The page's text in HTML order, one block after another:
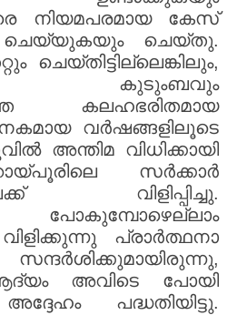
നിയമപരമായ കേസ്
ചെയ്തു.
ചെയ്തിട്ടില്ലെങ്കിലും,
കുടുംബവും
കലഹഭരിതമായ
വർഷങ്ങളിലൂടെ
അന്തിമ വിധിക്കായി
സർക്കാർ
വിളിപ്പിച്ചു.
പോകുമ്പോഴെല്ലാം
പ്രാർത്ഥനാ
അവിടെ പോയി
പദ്ധതിയിട്ടു.